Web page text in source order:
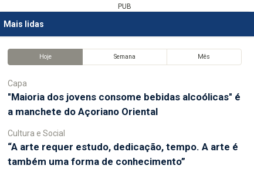
PUB
Mais lidas
Hoje Semana Mês
Capa
"Maioria dos jovens consome bebidas alcoólicas" é
a manchete do Açoriano Oriental
Cultura e Social
“A arte requer estudo, dedicação, tempo. A arte é
também uma forma de conhecimento”